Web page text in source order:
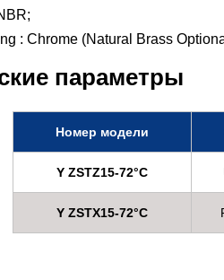
: Chrome (Natural Brass
параметры
Номер модели
Y ZSTZ15-72°C
Y ZSTX15-72°C